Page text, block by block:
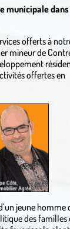
municipale
offerts à
mineur de
offertes en
jeune homme
des familles